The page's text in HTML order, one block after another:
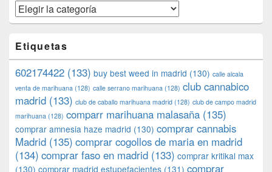
Categorías
Etiquetas
602174422 (133) buy best weed in madrid (130) calle alcala
venta de marihuana (128) calle serrano marihuana (128) club cannabico
madrid (133) club de caballo marihuana madrid (128) club de campo madrid
marihuana (128) comparr marihuana malasaña (135)
comprar amnesia haze madrid (130) comprar cannabis
Madrid (135) comprar cogollos de maria en madrid
(134) comprar faso en madrid (133) comprar kritikal max
(130) comprar madrid estupefacientes (131) comprar